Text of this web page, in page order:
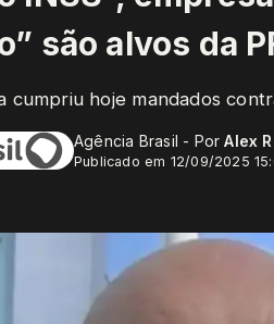
são alvos da
cumpriu hoje mandados
Agência Brasil - PorAlex
Publicado em 12/09/2025